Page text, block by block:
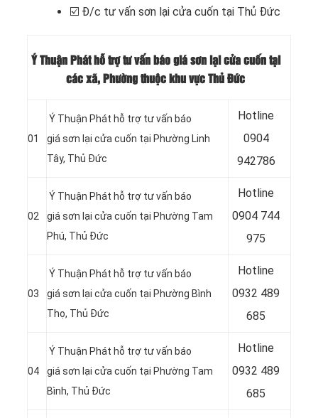
☑️ Đ/c tư vấn sơn lại cửa cuốn tại Thủ Đức
Ý Thuận Phát hỗ trợ tư vấn báo giá sơn lại cửa cuốn tại
các xã, Phường thuộc khu vực Thủ Đức
01
Ý Thuận Phát hỗ trợ tư vấn báo
giá sơn lại cửa cuốn tại Phường Linh
Tây, Thủ Đức
Hotline
0904
942786
02
Ý Thuận Phát hỗ trợ tư vấn báo
giá sơn lại cửa cuốn tại Phường Tam
Phú, Thủ Đức
Hotline
0904 744
975
03
Ý Thuận Phát hỗ trợ tư vấn báo
giá sơn lại cửa cuốn tại Phường Bình
Thọ, Thủ Đức
Hotline
0932 489
685
04
Ý Thuận Phát hỗ trợ tư vấn báo
giá sơn lại cửa cuốn tại Phường Tam
Bình, Thủ Đức
Hotline
0932 489
685